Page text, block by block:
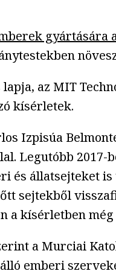
gyártására
az MIT
kísérletek.
Izpisúa
Legutóbb 2017-
és állatsejteket
sejtekből
a kísérletben
a Murciai
emberi